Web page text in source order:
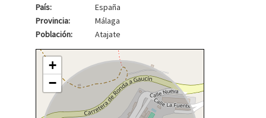
País:
España
Provincia:
Málaga
Población:
Atajate
+
−